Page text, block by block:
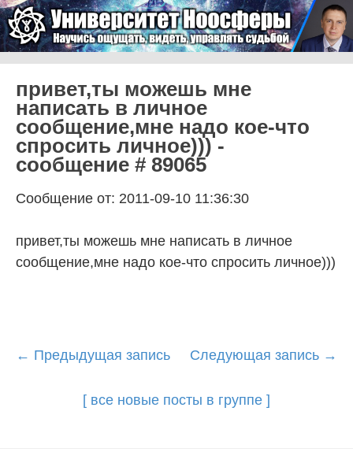
Университет Ноосферы
привет,ты можешь мне
написать в личное
сообщение,мне надо кое-что
спросить личное))) -
сообщение # 89065
Сообщение от: 2011-09-10 11:36:30
привет,ты можешь мне написать в личное
сообщение,мне надо кое-что спросить личное)))
Post
← Предыдущая запись Следующая запись →
[ все новые посты в группе ]